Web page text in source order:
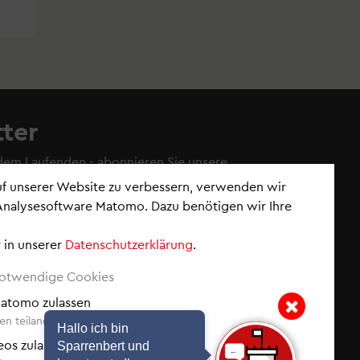
unserer Website zu verbessern, verwenden wir
Matomo. Dazu benötigen wir Ihre
in unserer Datenschutzerklärung.
Cookies
zulassen
teilanonymisiert erfasst.
zulassen
Hinweis: Hallo ich bin
Hallo ich bin
Sparrenbert und
Laufenden - abonnieren Sieunsere
(News der Woche)
Dialog & Beteiligung
Klimaschutz & Nachhaltigkeit